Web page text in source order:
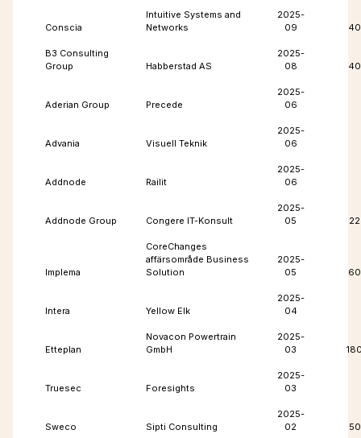
Conscia
Intuitive Systems and
Networks
2025-
09
40
B3 Consulting
Group
Habberstad AS
2025-
08
40
Aderian Group Precede
2025-
06
Advania Visuell Teknik
2025-
06
Addnode Railit
2025-
06
Addnode Group Congere IT-Konsult
2025-
05
22
Implema
CoreChanges
affärsområde Business
Solution
2025-
05
60
Intera Yellow Elk
2025-
04
Etteplan
Novacon Powertrain
GmbH
2025-
03
Truesec Foresights
2025-
03
Sweco Sipti Consulting
2025-
02
50